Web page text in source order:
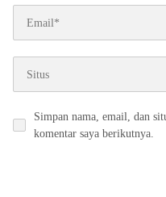
Simpan nama, email, dan
komentar saya berikutnya.